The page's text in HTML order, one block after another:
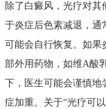
除了白癜风，光疗对
于炎症后色素减退，通
可能会自行恢复。如果
部外用药物，如维A酸
下，医生可能会谨慎地
症加重。关于“光疗可